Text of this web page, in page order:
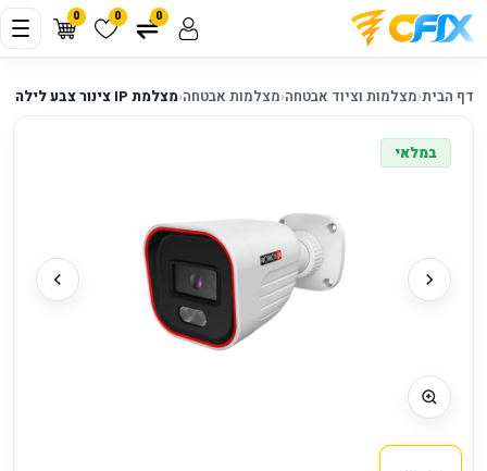
0 0 0
דף הבית‹מצלמות וציוד אבטחה‹מצלמות אבטחה‹מצלמת IP צינור צבע לילה 2 מגה פיקסל Provision BSH-320IPBN-28
במלאי